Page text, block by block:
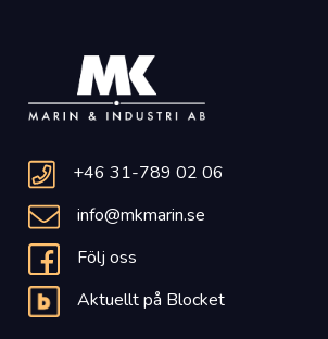
+46 31-789 02 06
info@mkmarin.se
Följ oss
Aktuellt på Blocket